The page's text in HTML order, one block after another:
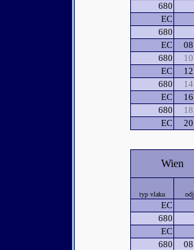
680
EC
680
EC
680
EC
680
EC
680
EC
Wien
typ vlaku odj.
EC
680
EC
680